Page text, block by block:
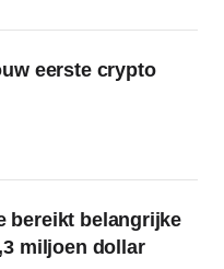
eerste crypto
bereikt belangrijke
miljoen dollar